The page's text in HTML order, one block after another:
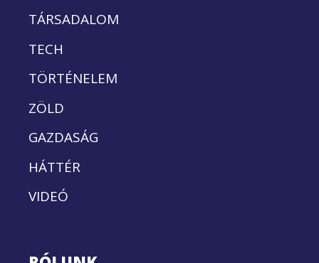
TÁRSADALOM
TECH
TÖRTÉNELEM
ZÖLD
GAZDASÁG
HÁTTÉR
VIDEÓ